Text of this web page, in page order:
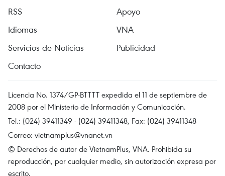
RSS
Apoyo
Idiomas
VNA
Servicios de Noticias
Publicidad
Contacto
Licencia No. 1374/GP-BTTTT expedida el 11 de septiembre de
2008 por el Ministerio de Información y Comunicación.
Tel.: (024) 39411349 - (024) 39411348, Fax: (024) 39411348
Correo: vietnamplus@vnanet.vn
© Derechos de autor de VietnamPlus, VNA. Prohibida su
reproducción, por cualquier medio, sin autorización expresa por
escrito.